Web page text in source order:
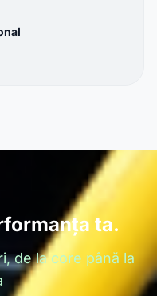
ta.
de la core până la